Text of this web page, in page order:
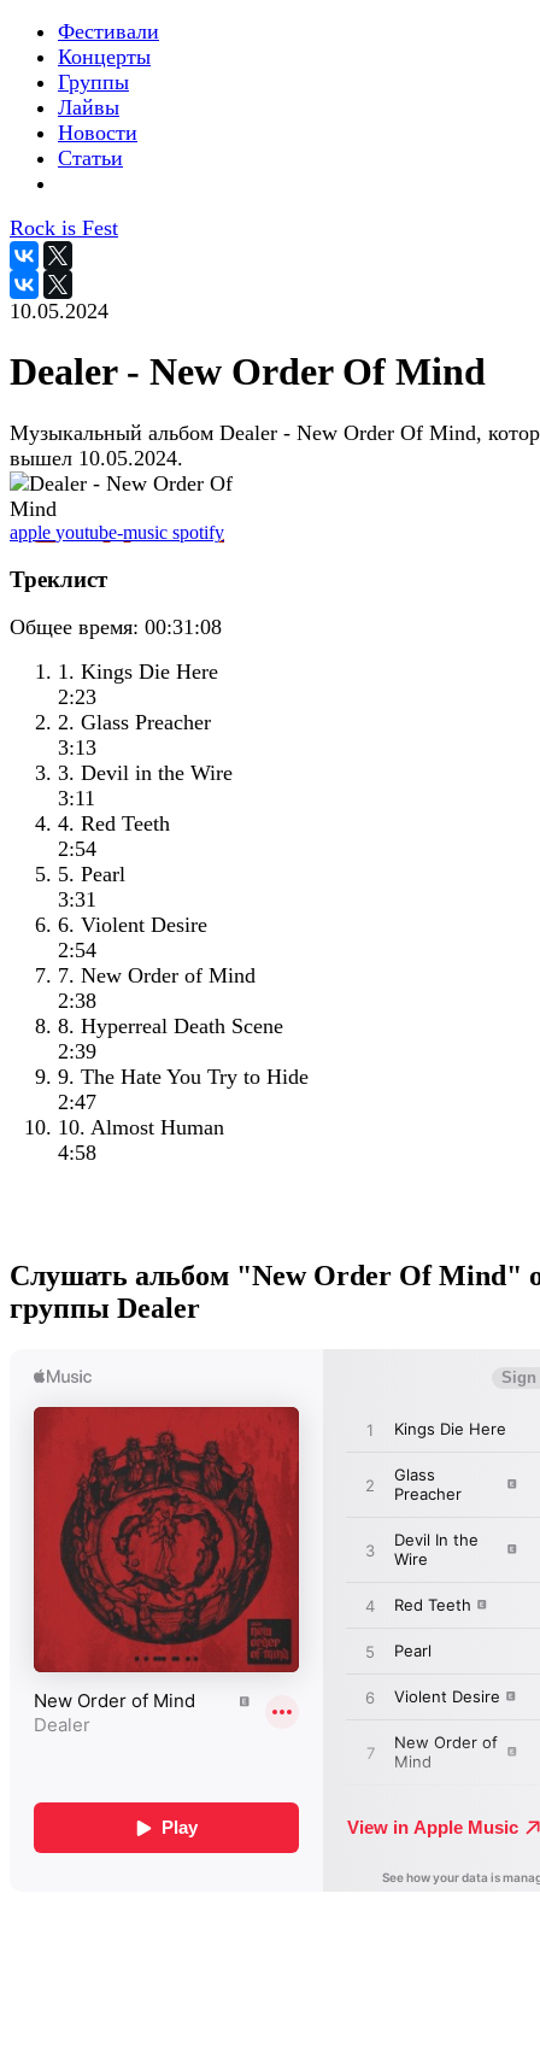
Фестивали
Концерты
Группы
Лайвы
Новости
Статьи
Rock is Fest
10.05.2024
Dealer - New Order Of Mind
Музыкальный альбом Dealer - New Order Of Mind,
вышел 10.05.2024.
apple youtube-music spotify
Треклист
Общее время: 00:31:08
1. Kings Die Here
2:23
2. Glass Preacher
3:13
3. Devil in the Wire
3:11
4. Red Teeth
2:54
5. Pearl
3:31
6. Violent Desire
2:54
7. New Order of Mind
2:38
8. Hyperreal Death Scene
2:39
9. The Hate You Try to Hide
2:47
10. Almost Human
4:58
Слушать альбом "New Order Of Mind"
группы Dealer